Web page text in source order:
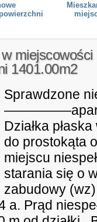
miejscowości
1401.00m2
Sprawdzone
Działka
do prostokąta
miejscu
starania się o
zabudowy
a. Prąd